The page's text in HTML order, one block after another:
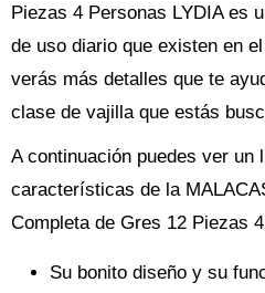
Piezas 4 Personas LYDIA es
de uso diario que existen en
verás más detalles que te
clase de vajilla que estás
A continuación puedes ver un
características de la
Completa de Gres 12 Piezas
Su bonito diseño y su